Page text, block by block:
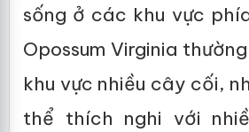
sống ở các khu vực
Opossum Virginia
khu vực nhiều cây cối,
thể thích nghi với